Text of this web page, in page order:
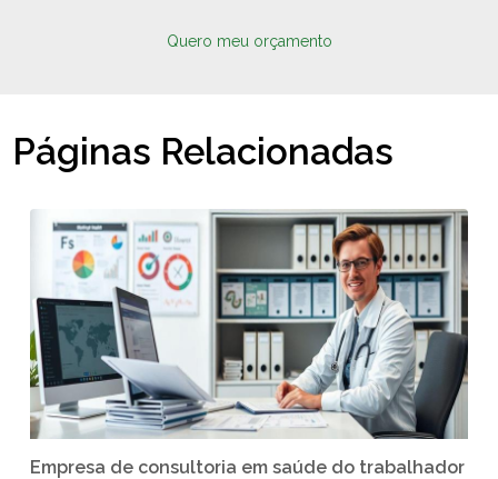
Quero meu orçamento
Páginas Relacionadas
Empresa de consultoria em saúde do trabalhador